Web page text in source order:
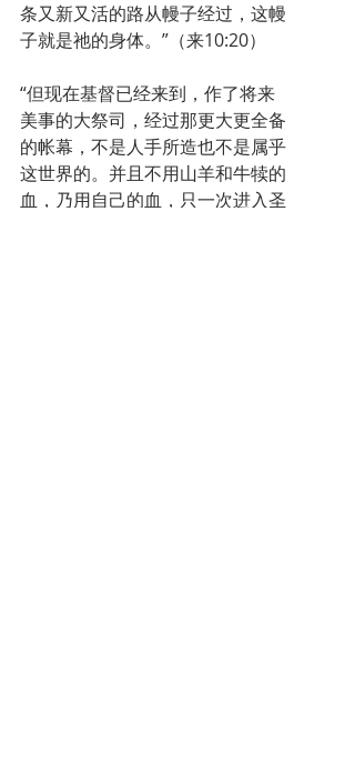
条又新又活的路从幔子经过，这幔
子就是祂的身体。”（来10:20）
“但现在基督已经来到，作了将来
美事的大祭司，经过那更大更全备
的帐幕，不是人手所造也不是属乎
这世界的。并且不用山羊和牛犊的
血，乃用自己的血，只一次进入圣